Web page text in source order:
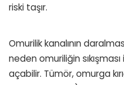
riski taşır.
Omurilik kanalının
neden omuriliğin
açabilir. Tümör, omurga